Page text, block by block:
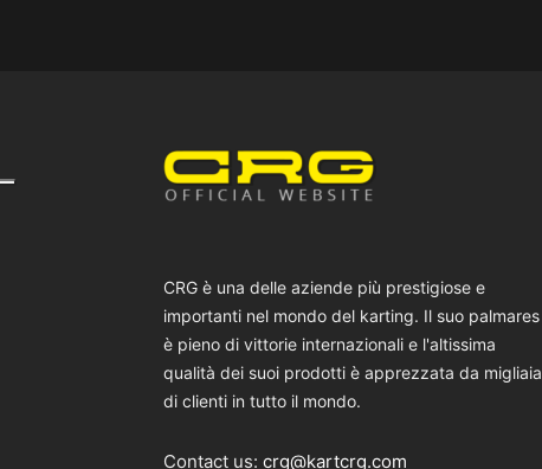
CRG è una delle aziende più prestigiose e
importanti nel mondo del karting. Il suo palmares
è pieno di vittorie internazionali e l'altissima
qualità dei suoi prodotti è apprezzata da migliaia
di clienti in tutto il mondo.
Contact us: crg@kartcrg.com